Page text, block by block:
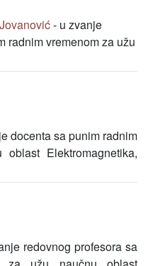
- u zvanje
radnim vremenom za užu
docenta sa punim radnim
Elektromagnetika,
redovnog profesora sa